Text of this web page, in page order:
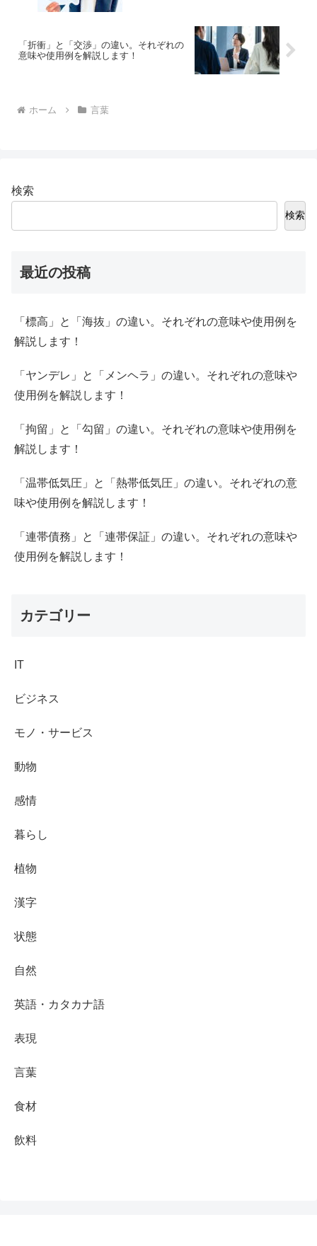
「折衝」と「交渉」の違い。それぞれの
意味や使用例を解説します！
ホーム 言葉
検索
検索
最近の投稿
「標高」と「海抜」の違い。それぞれの意味や使用例を
解説します！
「ヤンデレ」と「メンヘラ」の違い。それぞれの意味や
使用例を解説します！
「拘留」と「勾留」の違い。それぞれの意味や使用例を
解説します！
「温帯低気圧」と「熱帯低気圧」の違い。それぞれの意
味や使用例を解説します！
「連帯債務」と「連帯保証」の違い。それぞれの意味や
使用例を解説します！
カテゴリー
IT
ビジネス
モノ・サービス
動物
感情
暮らし
植物
漢字
状態
自然
英語・カタカナ語
表現
言葉
食材
飲料